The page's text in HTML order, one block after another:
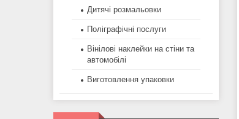
Дитячі розмальовки
Поліграфічні послуги
Вінілові наклейки на стіни та
автомобілі
Виготовлення упаковки